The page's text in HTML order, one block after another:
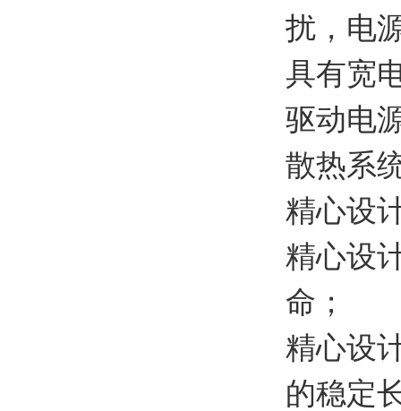
扰，电
具有宽
驱动电
散热系
精心设
精心设
命；
精心设
的稳定